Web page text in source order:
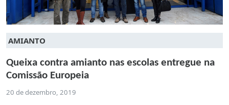
AMIANTO
Queixa contra amianto nas escolas entregue na
Comissão Europeia
20 de dezembro, 2019